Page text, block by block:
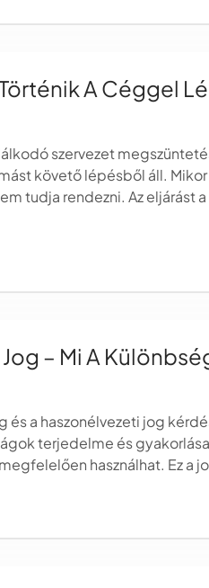
A Céggel
szervezet
követő lépésből áll.
tudja rendezni. Az
– Mi A
és a haszonélvezeti jog
terjedelme és
használhat. Ez a